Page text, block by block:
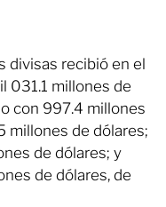
divisas recibió en el
031.1 millones de
con 997.4 millones
millones de dólares;
de dólares; y
de dólares, de